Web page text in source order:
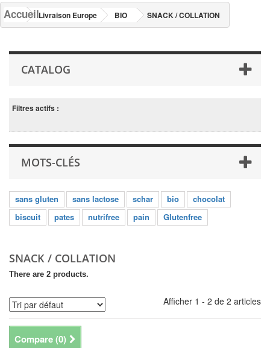
AccueilLivraison Europe BIO SNACK / COLLATION
CATALOG
Filtres actifs :
MOTS-CLÉS
sans gluten sans lactose schar bio
chocolat
biscuit
pates nutrifree pain Glutenfree
SNACK / COLLATION
There are 2 products.
Afficher 1 - 2 de 2 articles
Compare (0)